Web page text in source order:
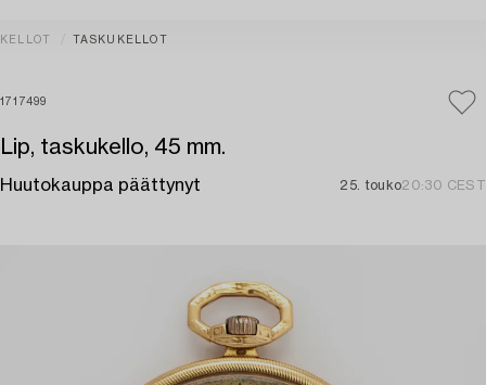
KELLOT TASKUKELLOT
1717499
Lip, taskukello, 45 mm.
Huutokauppa päättynyt 25. touko20:30 CEST